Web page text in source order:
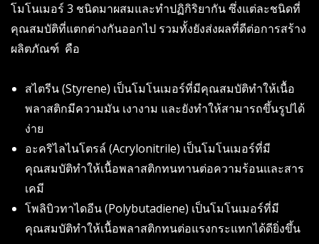
โมโนเมอร์ 3 ชนิดมาผสมและทำปฏิกิริยากัน ซึ่งแต่ละชนิดที่
คุณสมบัติที่แตกต่างกันออกไป รวมทั้งยังส่งผลที่ดีต่อการสร้าง
ผลิตภัณฑ์ คือ
สไตรีน (Styrene) เป็นโมโนเมอร์ที่มีคุณสมบัติทำให้เนื้อ
พลาสติกมีความมัน เงางาม และยังทำให้สามารถขึ้นรูปได้
ง่าย
อะคริไลไนโตรล์ (Acrylonitrile) เป็นโมโนเมอร์ที่มี
คุณสมบัติทำให้เนื้อพลาสติกทนทานต่อความร้อนและสาร
เคมี
โพลิบิวทาไดอีน (Polybutadiene) เป็นโมโนเมอร์ที่มี
คุณสมบัติทำให้เนื้อพลาสติกทนต่อแรงกระแทกได้ดียิ่งขึ้น